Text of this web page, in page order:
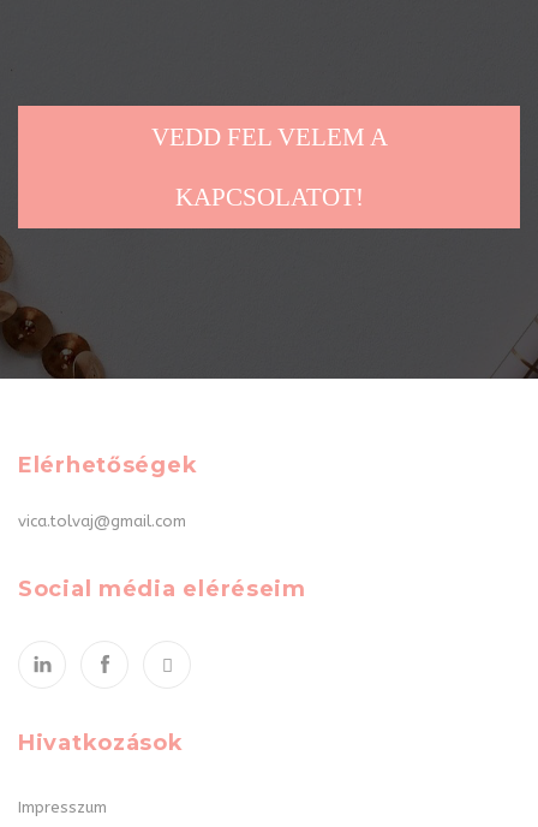
VEDD FEL VELEM A
KAPCSOLATOT!
Elérhetőségek
vica.tolvaj@gmail.com
Social média eléréseim
Hivatkozások
Impresszum